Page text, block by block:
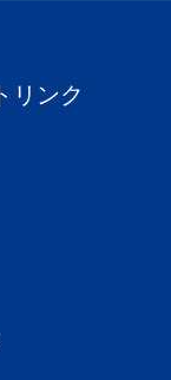
リンク